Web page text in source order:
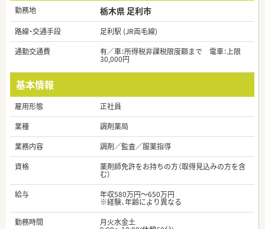
勤務地 栃木県 足利市
路線・交通手段
足利駅 (JR両毛線)
通勤交通費
有／車：所得税非課税限度額まで 電車：上限
30,000円
基本情報
雇用形態
正社員
業種
調剤薬局
業務内容
調剤／監査／服薬指導
資格
薬剤師免許をお持ちの方（取得見込みの方を含
む）
給与
年収580万円～650万円
※経験、年齢により異なる
勤務時間
月火水金土